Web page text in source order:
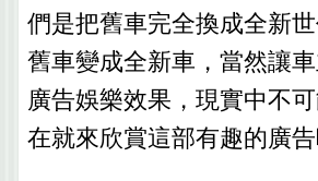
們是把舊車完全換成全新
舊車變成全新車，當然讓
廣告娛樂效果，現實中不
在就來欣賞這部有趣的廣告